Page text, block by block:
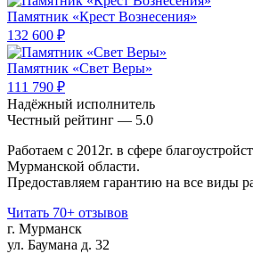
Памятник «Крест Вознесения»
132 600 ₽
Памятник «Свет Веры»
111 790 ₽
Надёжный исполнитель
Чеcтный рейтинг — 5.0
Работаем с 2012г. в сфере
Мурманской области.
Предоставляем гарантию на все виды
Читать 70+ отзывов
г. Мурманск
ул. Баумана д. 32